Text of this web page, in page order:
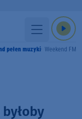
pełen muzyki Weekend FM